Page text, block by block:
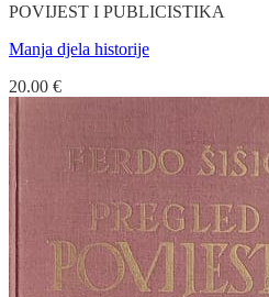
POVIJEST I PUBLICISTIKA
Manja djela historije
20.00 €